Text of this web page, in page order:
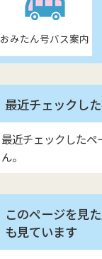
おみたん号バス案内
最近チェックし
最近チェックしたペ
ん。
このページを見
も見ています